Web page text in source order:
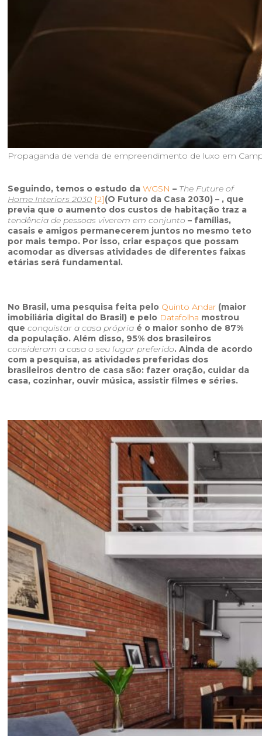
Propaganda de venda de empreendimento de luxo em
Seguindo, temos o estudo daWGSN – The Future of
Home Interiors 2030 [2](O Futuro da Casa 2030) – , que
previa que o aumento dos custos de habitação traz a
tendência de pessoas viverem em conjunto – famílias,
casais e amigos permanecerem juntos no mesmo teto
por mais tempo. Por isso, criar espaços que possam
acomodar as diversas atividades de diferentes faixas
etárias será fundamental.
No Brasil, uma pesquisa feita pelo Quinto Andar (maior
imobiliária digital do Brasil) e pelo Datafolha mostrou
queconquistar a casa própria é o maior sonho de 87%
da população. Além disso, 95% dos brasileiros
consideram a casa o seu lugar preferido. Ainda de acordo
com a pesquisa, as atividades preferidas dos
brasileiros dentro de casa são: fazer oração, cuidar da
casa, cozinhar, ouvir música, assistir filmes e séries.